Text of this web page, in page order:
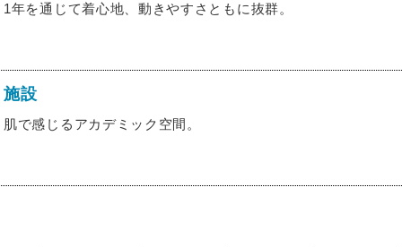
1年を通じて着心地、動きやすさともに抜群。
施設
肌で感じるアカデミック空間。